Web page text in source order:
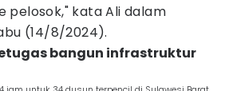
pelosok," kata Ali dalam
(14/8/2024).
bangun infrastruktur